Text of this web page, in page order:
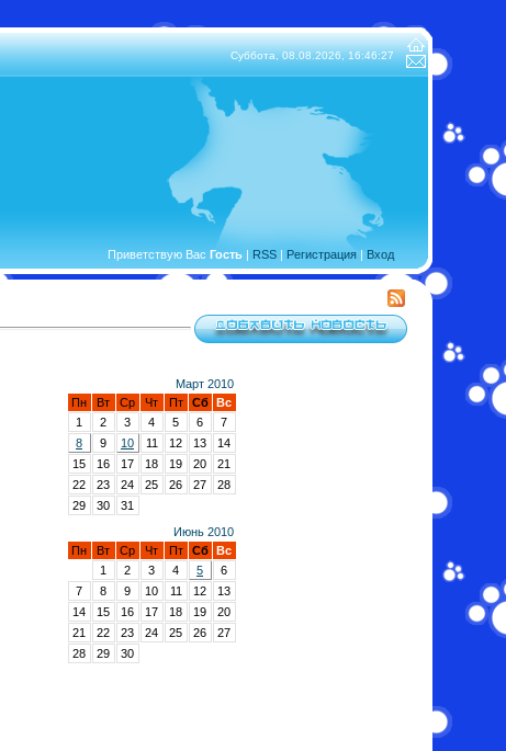
Суббота, 08.08.2026,16:46:28
Приветствую Вас Гость| RSS| Регистрация| Вход
Март 2010
Пн
Вт Ср Чт Пт Сб
Вс
1
2 3 4 5 6
7
8
9 10 11 12 13
14
15
16 17 18 19 20
21
22
23 24 25 26 27
28
29
30
31
Июнь 2010
Пн
Вт Ср Чт Пт Сб
Вс
1
2 3 4 5
6
7
8 9 10 11 12
13
14
15 16 17 18 19
20
21
22 23 24 25 26
27
28
29 30